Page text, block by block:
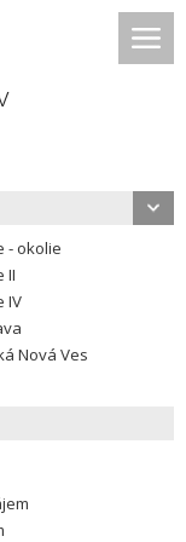
- okolie
II
IV
Nová Ves